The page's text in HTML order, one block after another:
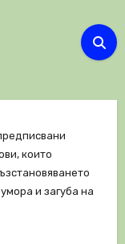
които
и загуба на